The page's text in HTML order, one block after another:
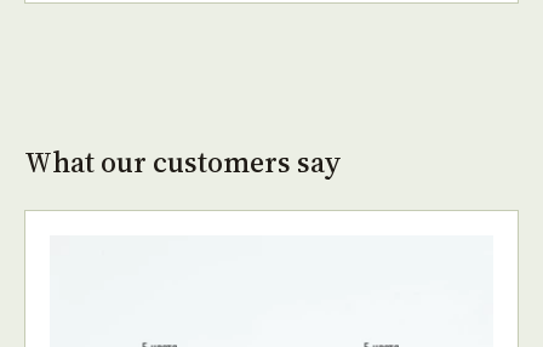
What our customers say